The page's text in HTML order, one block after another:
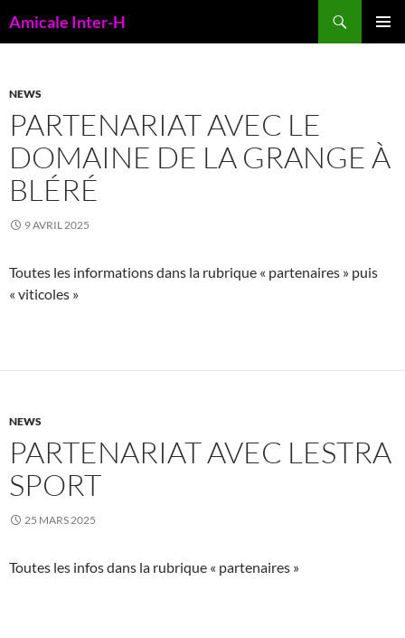
auAmicale Inter-H
NEWS
PARTENARIAT AVEC LE
DOMAINE DE LA GRANGE À
BLÉRÉ
9 AVRIL 2025
Toutes les informations dans la rubrique « partenaires » puis
« viticoles »
NEWS
PARTENARIAT AVEC LESTRA
SPORT
25 MARS 2025
Toutes les infos dans la rubrique « partenaires »